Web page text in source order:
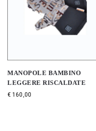
MANOPOLE BAMBINO
LEGGERE RISCALDATE
€ 160,00